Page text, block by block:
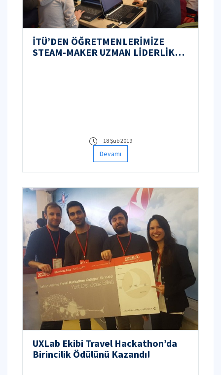
İTÜ’DEN ÖĞRETMENLERİMİZE
STEAM-MAKER UZMAN LİDERLİK
18 Şub 2019
Devamı
UXLab Ekibi Travel Hackathon’da
Birincilik Ödülünü Kazandı!